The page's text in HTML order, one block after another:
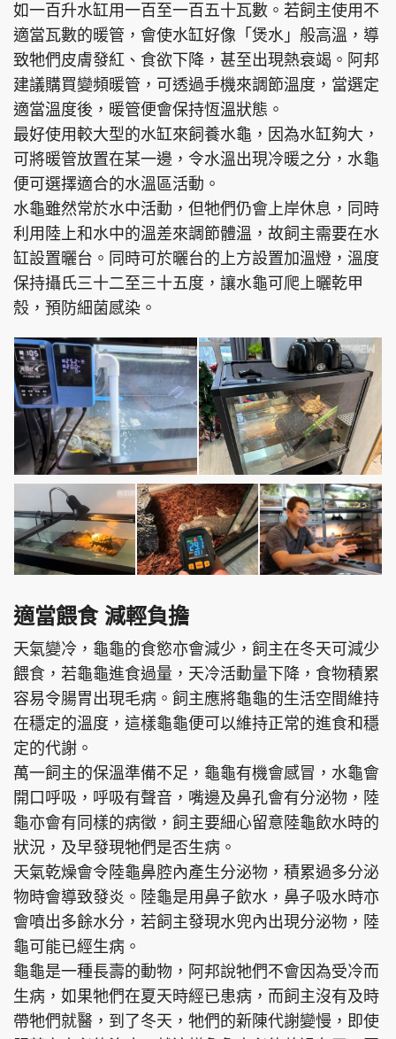
如一百升水缸用一百至一百五十瓦數。若飼主使用不
適當瓦數的暖管，會使水缸好像「煲水」般高溫，導
致牠們皮膚發紅、食欲下降，甚至出現熱衰竭。阿邦
建議購買變頻暖管，可透過手機來調節溫度，當選定
適當溫度後，暖管便會保持恆溫狀態。
最好使用較大型的水缸來飼養水龜，因為水缸夠大，
可將暖管放置在某一邊，令水溫出現冷暖之分，水龜
便可選擇適合的水溫區活動。
水龜雖然常於水中活動，但牠們仍會上岸休息，同時
利用陸上和水中的溫差來調節體溫，故飼主需要在水
缸設置曬台。同時可於曬台的上方設置加溫燈，溫度
保持攝氏三十二至三十五度，讓水龜可爬上曬乾甲
殼，預防細菌感染。
適當餵食 減輕負擔
天氣變冷，龜龜的食慾亦會減少，飼主在冬天可減少
餵食，若龜龜進食過量，天冷活動量下降，食物積累
容易令腸胃出現毛病。飼主應將龜龜的生活空間維持
在穩定的溫度，這樣龜龜便可以維持正常的進食和穩
定的代謝。
萬一飼主的保溫準備不足，龜龜有機會感冒，水龜會
開口呼吸，呼吸有聲音，嘴邊及鼻孔會有分泌物，陸
龜亦會有同樣的病徵，飼主要細心留意陸龜飲水時的
狀況，及早發現牠們是否生病。
天氣乾燥會令陸龜鼻腔內產生分泌物，積累過多分泌
物時會導致發炎。陸龜是用鼻子飲水，鼻子吸水時亦
會噴出多餘水分，若飼主發現水兜內出現分泌物，陸
龜可能已經生病。
龜龜是一種長壽的動物，阿邦說牠們不會因為受冷而
生病，如果牠們在夏天時經已患病，而飼主沒有及時
帶牠們就醫，到了冬天，牠們的新陳代謝變慢，即使